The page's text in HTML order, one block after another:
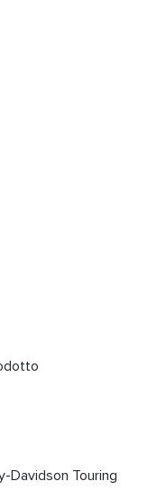
Davidson Touring